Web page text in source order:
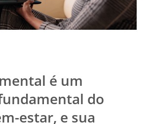
é um
do
estar, e sua